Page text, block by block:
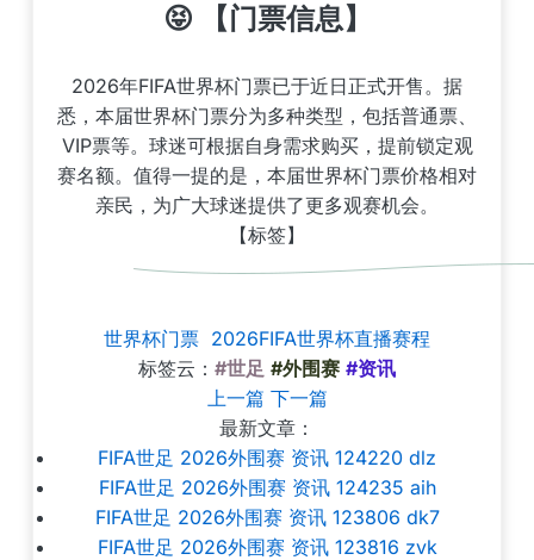
😝 【门票信息】
2026年FIFA世界杯门票已于近日正式开售。据
悉，本届世界杯门票分为多种类型，包括普通票、
VIP票等。球迷可根据自身需求购买，提前锁定观
赛名额。值得一提的是，本届世界杯门票价格相对
亲民，为广大球迷提供了更多观赛机会。
【标签】
世界杯门票 2026FIFA世界杯直播赛程
标签云： #世足 #外围赛 #资讯
上一篇 下一篇
最新文章：
FIFA世足 2026外围赛 资讯 124220 dlz
FIFA世足 2026外围赛 资讯 124235 aih
FIFA世足 2026外围赛 资讯 123806 dk7
FIFA世足 2026外围赛 资讯 123816 zvk